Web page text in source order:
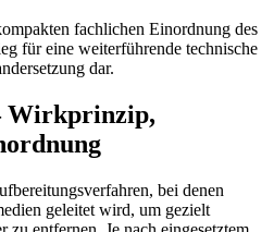
fachlichen Einordnung des
für eine weiterführende technische
dar.
Wirkprinzip,
bei denen
geleitet wird, um gezielt